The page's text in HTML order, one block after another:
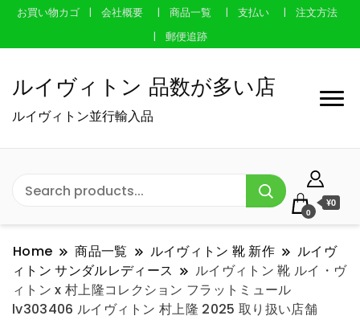
お買い物カゴ 会社概要 商品一覧 支払い
注文方法
郵便追跡
ルイヴィトン 品数が多い店
ルイヴィトン並行輸入品
0
¥0
Home 商品一覧 ルイヴィトン 靴 新作
ルイヴ
ィトン サンダルレディース
ルイヴィトン 靴 ルイ・ヴ
ィトン x 村上隆コレクション フラットミュール
lv303406 ルイヴィトン 村上隆 2025 取り扱い店舗